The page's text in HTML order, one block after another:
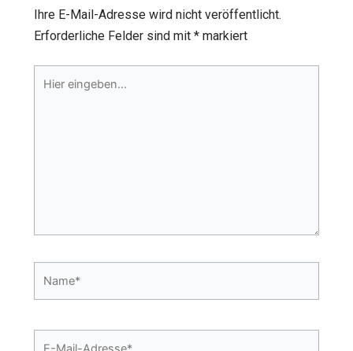
Ihre E-Mail-Adresse wird nicht veröffentlicht.
Erforderliche Felder sind mit *markiert